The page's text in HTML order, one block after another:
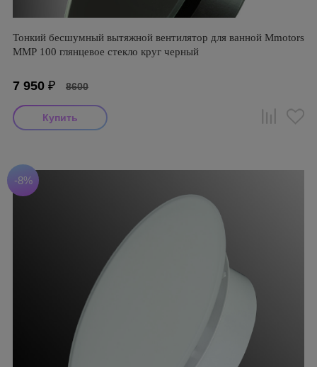
Тонкий бесшумный вытяжной вентилятор для ванной Mmotors
ММР 100 глянцевое стекло круг черный
7 950 ₽ 8600
-8%